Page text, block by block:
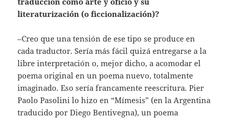
literaturización (o ficcionalización)?
–Creo que una tensión de ese tipo se produce en
cada traductor. Sería más fácil quizá entregarse a la
libre interpretación o, mejor dicho, a acomodar el
poema original en un poema nuevo, totalmente
imaginado. Eso sería francamente reescritura. Pier
Paolo Pasolini lo hizo en “Mímesis” (en la Argentina
traducido por Diego Bentivegna), un poema